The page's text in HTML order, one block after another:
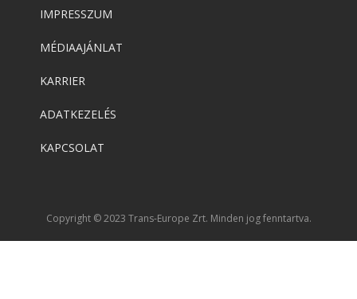
IMPRESSZUM
MÉDIAAJÁNLAT
KARRIER
ADATKEZELÉS
KAPCSOLAT
Copyright © 2023 Trans-Europe Zrt. Minden jog fenntartva.